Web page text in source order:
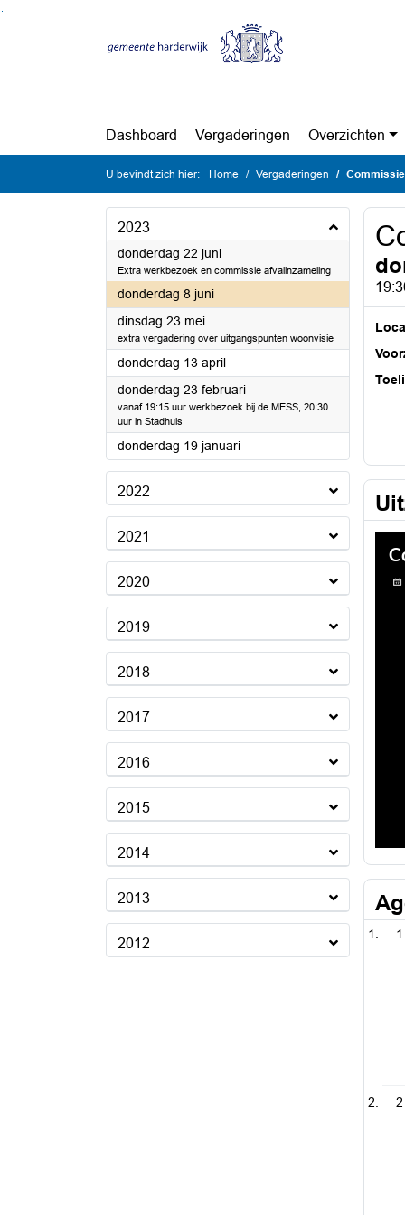
Dashboard Vergaderingen Overzichten
U bevindt zich hier: Home Vergaderingen
2023
donderdag 22 juni2023
Extra werkbezoek en commissie afvalinzameling
donderdag 8 juni2023
dinsdag 23 mei2023
extra vergadering over uitgangspunten woonvisie
donderdag 13 april2023
donderdag 23 februari2023
vanaf 19:15 uur werkbezoek bij de MESS, 20:30
uur in Stadhuis
donderdag 19 januari2023
2022
2021
2020
2019
2018
2017
2016
2015
2014
2013
2012
1
2